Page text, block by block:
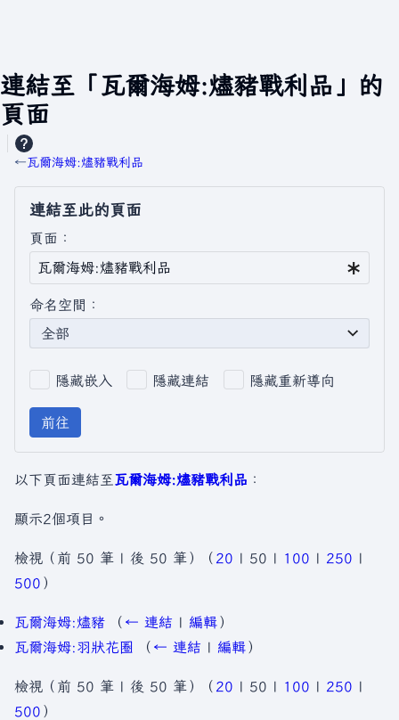
連結至「瓦爾海姆:燼豬戰利品」的
頁面
←瓦爾海姆:燼豬戰利品
連結至此的頁面
頁面：
命名空間：
全部
隱藏嵌入 隱藏連結 隱藏重新導向
前往
以下頁面連結至瓦爾海姆:燼豬戰利品 ：
顯示2個項目。
檢視（ 前 50 筆 | 後 50 筆 ）（ 20 | 50 | 100 | 250 |
500 ）
瓦爾海姆:燼豬 （ ← 連結 | 編輯）
瓦爾海姆:羽狀花圈
（ ← 連結 | 編輯）
檢視（ 前 50 筆 | 後 50 筆 ）（ 20 | 50 | 100 | 250 |
500 ）